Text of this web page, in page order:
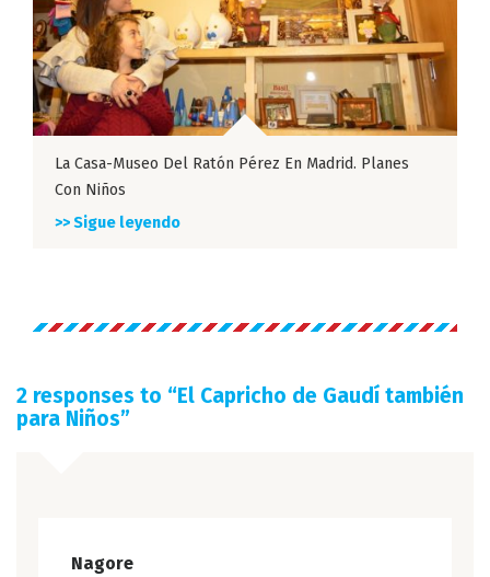
La Casa-Museo Del Ratón Pérez En Madrid. Planes
Con Niños
>> Sigue leyendo
2 responses to “El Capricho de Gaudí también
para Niños”
Nagore